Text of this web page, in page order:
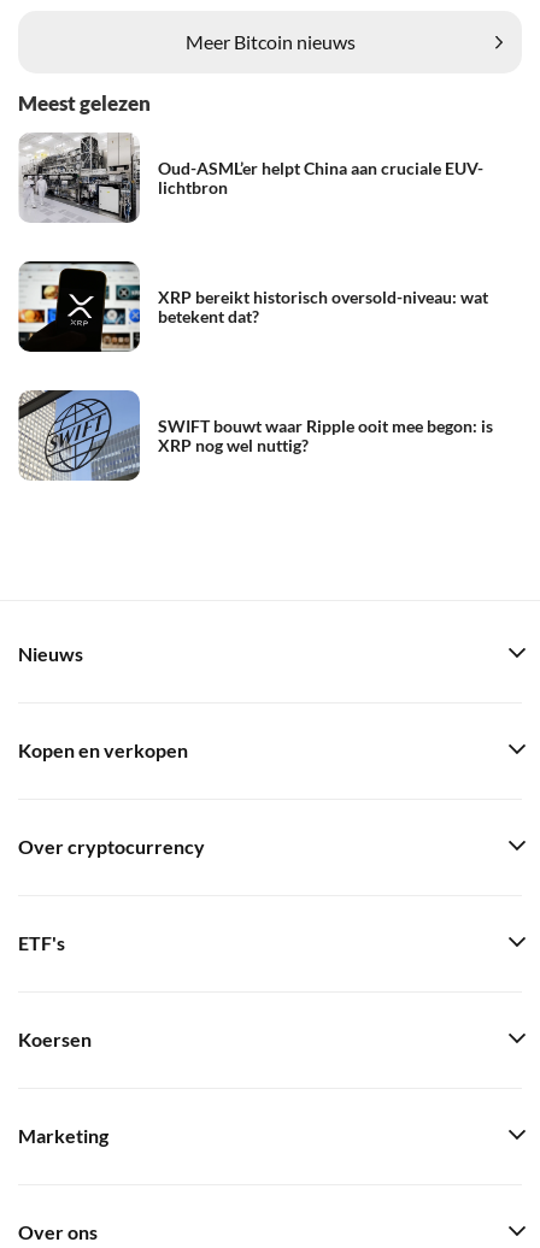
Meer Bitcoin nieuws
Meest gelezen
Oud-ASML’er helpt China aan cruciale EUV-
lichtbron
XRP bereikt historisch oversold-niveau: wat
betekent dat?
SWIFT bouwt waar Ripple ooit mee begon: is
XRP nog wel nuttig?
Nieuws
Kopen en verkopen
Over cryptocurrency
ETF's
Koersen
Marketing
Over ons